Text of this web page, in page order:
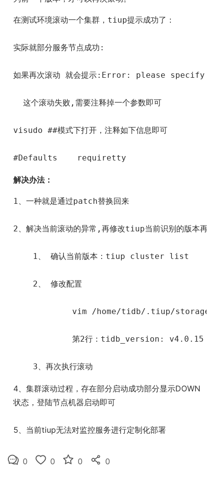
在测试环境滚动一个集群，tiup提示成功了：
实际就部分服务节点成功:
如果再次滚动 就会提示:Error: please
  这个滚动失败,需要注释掉一个参数即可
visudo ##模式下打开，注释如下信息即可
#Defaults    requiretty
解决办法：
1、一种就是通过patch替换回来
2、解决当前滚动的异常,再修改tiup当前识别的版本再次
    1、 确认当前版本：tiup cluster list
    2、 修改配置
vim /home/tidb/.tiup/
第2行：tidb_version: v4.0.15  这
    3、再次执行滚动
4、集群滚动过程，存在部分启动成功部分显示DOWN
状态，登陆节点机器启动即可
5、当前tiup无法对监控服务进行定制化部署
0 0 0 0